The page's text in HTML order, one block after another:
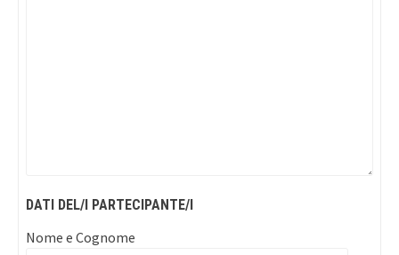
DATI DEL/I PARTECIPANTE/I
Nome e Cognome